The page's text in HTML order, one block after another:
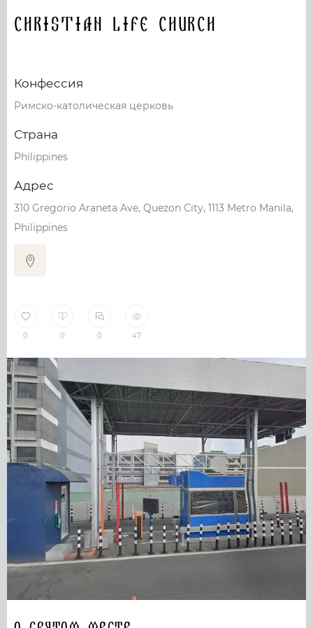
Christian Life Church
Конфессия
Римско-католическая церковь
Страна
Philippines
Адрес
310 Gregorio Araneta Ave, Quezon City, 1113 Metro Manila,
Philippines
0 0 0 47